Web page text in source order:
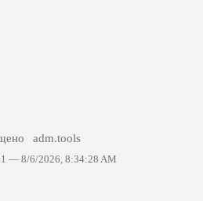
adm.tools
— 8/6/2026, 8:34:28 AM